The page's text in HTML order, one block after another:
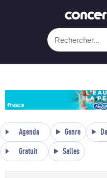
Agenda Genre
Gratuit Salles